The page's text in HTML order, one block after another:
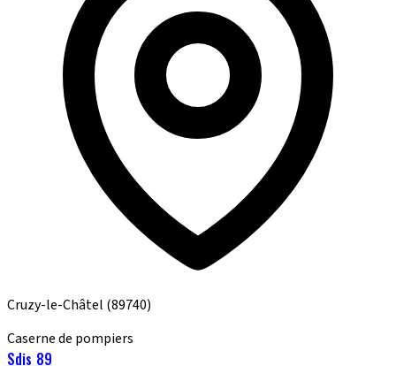
Cruzy-le-Châtel (89740)
Caserne de pompiers
Sdis 89